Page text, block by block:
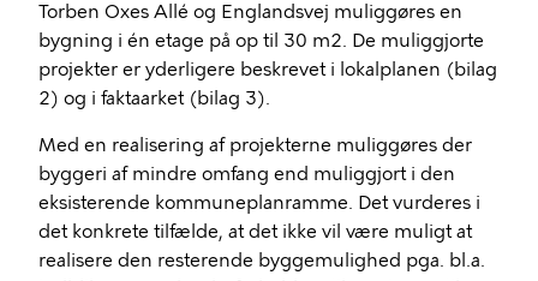
Torben Oxes Allé og Englandsvej muliggøres en
bygning i én etage på op til 30 m2. De muliggjorte
projekter er yderligere beskrevet i lokalplanen (bilag
2) og i faktaarket(bilag 3).
Med en realisering af projekterne muliggøres der
byggeri af mindre omfang end muliggjort i den
eksisterende kommuneplanramme. Det vurderes i
det konkrete tilfælde, at det ikke vil være muligt at
realisere den resterende byggemulighed pga. bl.a.